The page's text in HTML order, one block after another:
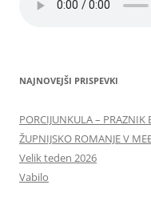
NAJNOVEJŠI PRISPEVKI
PORCIJUNKULA – PRAZNIK
ŽUPNIJSKO ROMANJE V
Velik teden 2026
Vabilo